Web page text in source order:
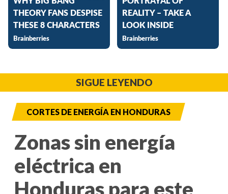
SIGUE LEYENDO
CORTES DE ENERGÍA EN HONDURAS
Zonas sin energía
eléctrica en
Honduras para este